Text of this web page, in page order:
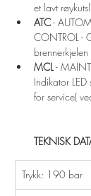
et lavt
ATC -
CONTROL -
brennerkjelen
MCL -
Indikator
for service(
TEKNISK
Trykk: 190 bar